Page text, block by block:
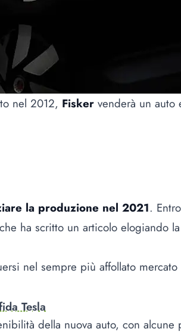
nel 2012, Fiskervenderà un auto
la produzione nel 2021.
ha scritto un articolo elogiando
nel sempre più affollato
Tesla
della nuova auto, con